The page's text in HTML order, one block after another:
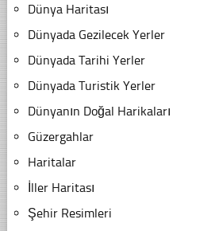
Dünya Haritası
Dünyada Gezilecek Yerler
Dünyada Tarihi Yerler
Dünyada Turistik Yerler
Dünyanın Doğal Harikaları
Güzergahlar
Haritalar
İller Haritası
Şehir Resimleri